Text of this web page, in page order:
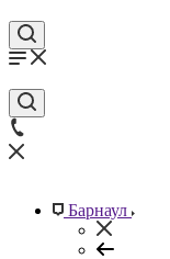
Барнаул